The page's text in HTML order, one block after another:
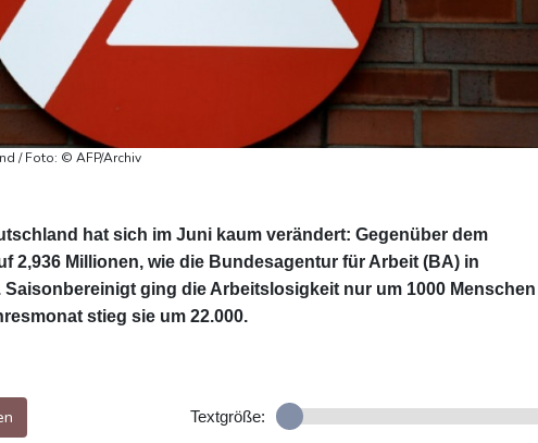
/ Foto: © AFP/Archiv
hat sich im Juni kaum verändert: Gegenüber dem
2,936 Millionen, wie die Bundesagentur für Arbeit (BA) in
Saisonbereinigt ging die Arbeitslosigkeit nur um 1000 Menschen
stieg sie um 22.000.
Textgröße: